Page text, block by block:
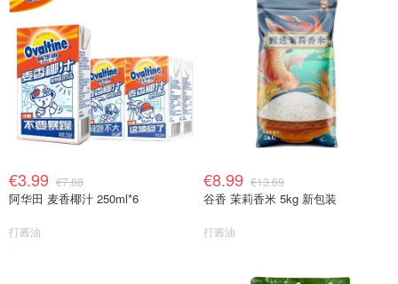
€3.99 €7.88
阿华田 麦香椰汁 250ml*6
打酱油
€8.99 €13.69
谷香 茉莉香米 5kg 新包装
打酱油